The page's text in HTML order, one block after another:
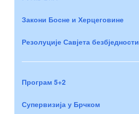
Закони Босне и Херцеговине
Резолуције Савјета безбједности
Програм 5+2
Супервизија у Брчком